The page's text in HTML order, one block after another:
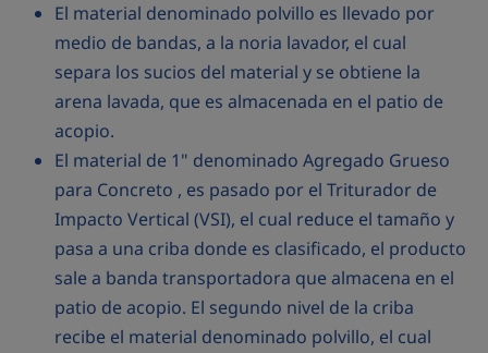
El material denominado polvillo es llevado por
medio de bandas, a la noria lavador, el cual
separa los sucios del material y se obtiene la
arena lavada, que es almacenada en el patio de
acopio.
El material de 1" denominado Agregado Grueso
para Concreto , es pasado por el Triturador de
Impacto Vertical (VSI), el cual reduce el tamaño y
pasa a una criba donde es clasificado, el producto
sale a banda transportadora que almacena en el
patio de acopio. El segundo nivel de la criba
recibe el material denominado polvillo, el cual